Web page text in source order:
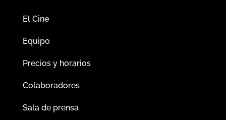
El Cine
Equipo
Precios y horarios
Colaboradores
Sala de prensa